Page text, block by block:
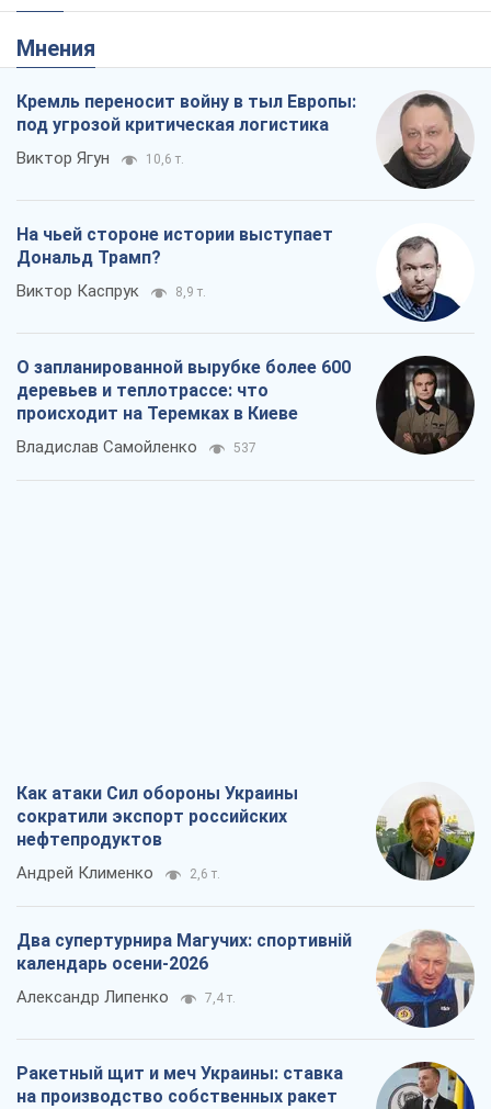
Мнения
Кремль переносит войну в тыл Европы:
под угрозой критическая логистика
Виктор Ягун 10,6 т.
На чьей стороне истории выступает
Дональд Трамп?
Виктор Каспрук 8,9 т.
О запланированной вырубке более 600
деревьев и теплотрассе: что
происходит на Теремках в Киеве
Владислав Самойленко 537
Как атаки Сил обороны Украины
сократили экспорт российских
нефтепродуктов
Андрей Клименко 2,6 т.
Два супертурнира Магучих: спортивній
календарь осени-2026
Александр Липенко 7,4 т.
Ракетный щит и меч Украины: ставка
на производство собственных ракет